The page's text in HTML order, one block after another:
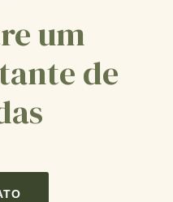
um
de